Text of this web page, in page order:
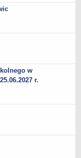
Lubniewsko
w
r.